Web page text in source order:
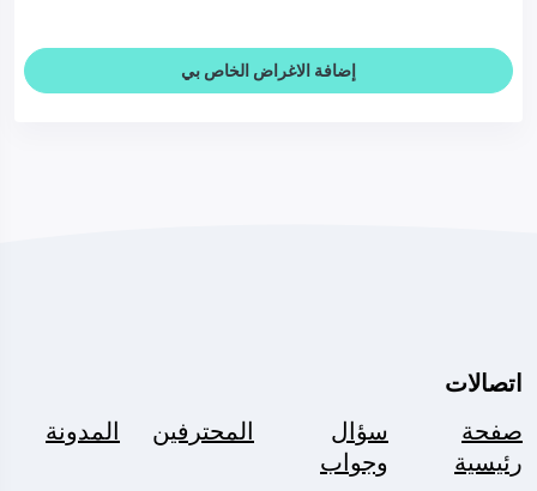
إضافة الاغراض الخاص بي
اتصالات
صفحة
رئيسية
سؤال
وجواب
المحترفين المدونة